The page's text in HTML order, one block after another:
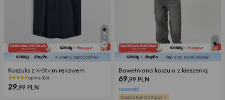
+1
Koszula z krótkim rękawem
opinie (83)
29,99 PLN
Bawełniana koszula z kieszenią
69,99 PLN
NOWOŚĆ
Coolcation Campus